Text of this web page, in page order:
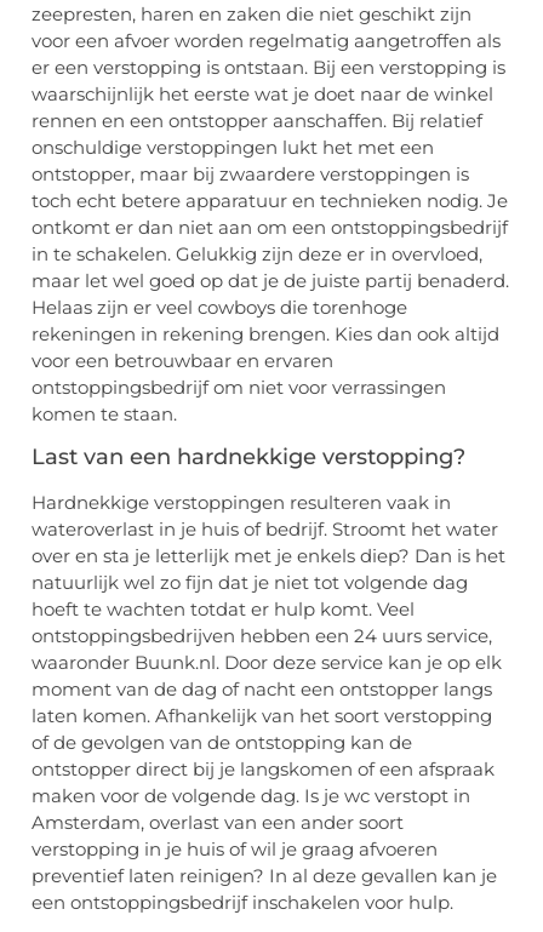
zeepresten, haren en zaken die niet geschikt zijn
voor een afvoer worden regelmatig aangetroffen als
er een verstopping is ontstaan. Bij een verstopping is
waarschijnlijk het eerste wat je doet naar de winkel
rennen en een ontstopper aanschaffen. Bij relatief
onschuldige verstoppingen lukt het met een
ontstopper, maar bij zwaardere verstoppingen is
toch echt betere apparatuur en technieken nodig. Je
ontkomt er dan niet aan om een ontstoppingsbedrijf
in te schakelen. Gelukkig zijn deze er in overvloed,
maar let wel goed op dat je de juiste partij benaderd.
Helaas zijn er veel cowboys die torenhoge
rekeningen in rekening brengen. Kies dan ook altijd
voor een betrouwbaar en ervaren
ontstoppingsbedrijf om niet voor verrassingen
komen te staan.
Last van een hardnekkige verstopping?
Hardnekkige verstoppingen resulteren vaak in
wateroverlast in je huis of bedrijf. Stroomt het water
over en sta je letterlijk met je enkels diep? Dan is het
natuurlijk wel zo fijn dat je niet tot volgende dag
hoeft te wachten totdat er hulp komt. Veel
ontstoppingsbedrijven hebben een 24 uurs service,
waaronder Buunk.nl. Door deze service kan je op elk
moment van de dag of nacht een ontstopper langs
laten komen. Afhankelijk van het soort verstopping
of de gevolgen van de ontstopping kan de
ontstopper direct bij je langskomen of een afspraak
maken voor de volgende dag. Is je wc verstopt in
Amsterdam, overlast van een ander soort
verstopping in je huis of wil je graag afvoeren
preventief laten reinigen? In al deze gevallen kan je
een ontstoppingsbedrijf inschakelen voor hulp.